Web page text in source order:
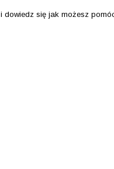
i dowiedz się jak możesz